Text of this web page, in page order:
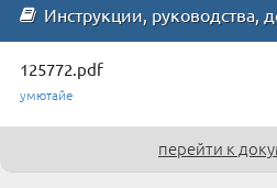
Инструкции, руководства,
125772.pdf
умютайе
перейти к